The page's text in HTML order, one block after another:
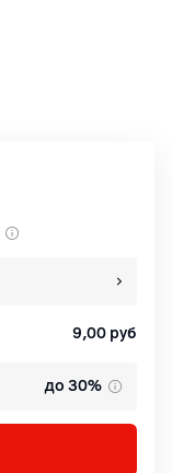
9,00 руб
до 30%